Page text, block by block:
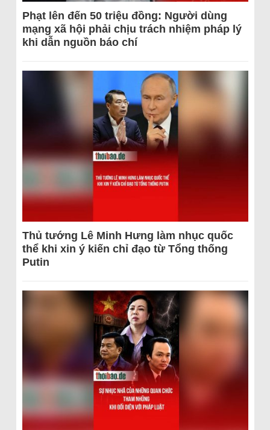
Phạt lên đến 50 triệu đồng: Người dùng
mạng xã hội phải chịu trách nhiệm pháp lý
khi dẫn nguồn báo chí
Thủ tướng Lê Minh Hưng làm nhục quốc
thể khi xin ý kiến chỉ đạo từ Tổng thống
Putin